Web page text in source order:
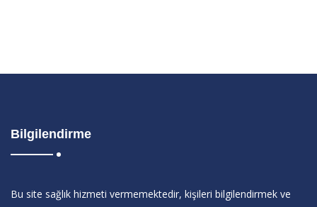
Bilgilendirme
Bu site sağlık hizmeti vermemektedir, kişileri bilgilendirmek ve